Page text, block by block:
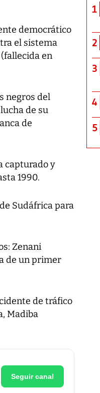
democrático
el sistema
en
negros del
de su
de
capturado y
1990.
Sudáfrica para
Zenani
de un primer
de tráfico
Madiba
Seguir canal
1
2
3
4
5